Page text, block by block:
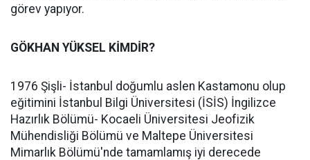
görev yapıyor.
GÖKHAN YÜKSEL KİMDİR?
1976 Şişli- İstanbul doğumlu aslen Kastamonu olup
eğitimini İstanbul Bilgi Üniversitesi (İSİS) İngilizce
Hazırlık Bölümü- Kocaeli Üniversitesi Jeofizik
Mühendisliği Bölümü ve Maltepe Üniversitesi
Mimarlık Bölümü'nde tamamlamış iyi derecede